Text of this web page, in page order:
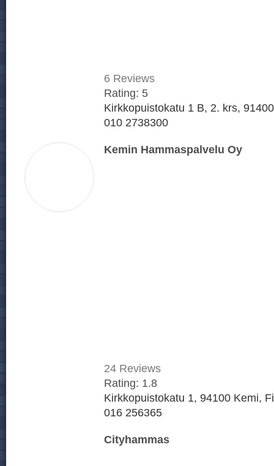
6 Reviews
Rating: 5
Kirkkopuistokatu 1 B, 2. krs,
010 2738300
Kemin Hammaspalvelu Oy
24 Reviews
Rating: 1.8
Kirkkopuistokatu 1, 94100 Kemi,
016 256365
Cityhammas